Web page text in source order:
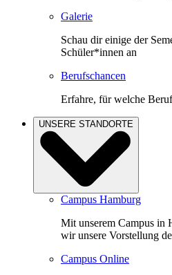
Galerie
Schau dir einige der
Schüler*innen an
Berufschancen
Erfahre, für welche
UNSERE STANDORTE
Campus Hamburg
Mit unserem Campus in
wir unsere Vorstellung
Campus Online